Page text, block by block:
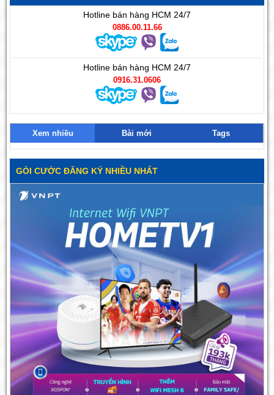
Hotline bán hàng HCM 24/7
0886.00.11.66
Hotline bán hàng HCM 24/7
0916.31.0606
Xem nhiều Bài mới Tags
GÓI CƯỚC ĐĂNG KÝ NHIỀU NHẤT